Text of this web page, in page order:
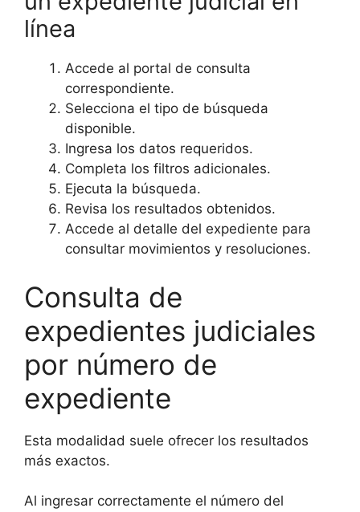
línea
Accede al portal de consulta
correspondiente.
Selecciona el tipo de búsqueda
disponible.
Ingresa los datos requeridos.
Completa los filtros adicionales.
Ejecuta la búsqueda.
Revisa los resultados obtenidos.
Accede al detalle del expediente para
consultar movimientos y resoluciones.
Consulta de
expedientes judiciales
por número de
expediente
Esta modalidad suele ofrecer los resultados
más exactos.
Al ingresar correctamente el número del